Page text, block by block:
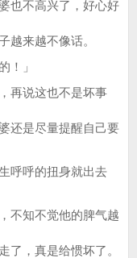
不高兴了，好心好
越来越不像话。
」
再说这也不是坏事
还是尽量提醒自己要
呼呼的扭身就出去
知不觉他的脾气越
了，真是给惯坏了。